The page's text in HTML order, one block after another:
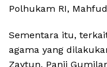
Polhukam RI,
Sementara itu,
agama yang
Zaytun, Panji